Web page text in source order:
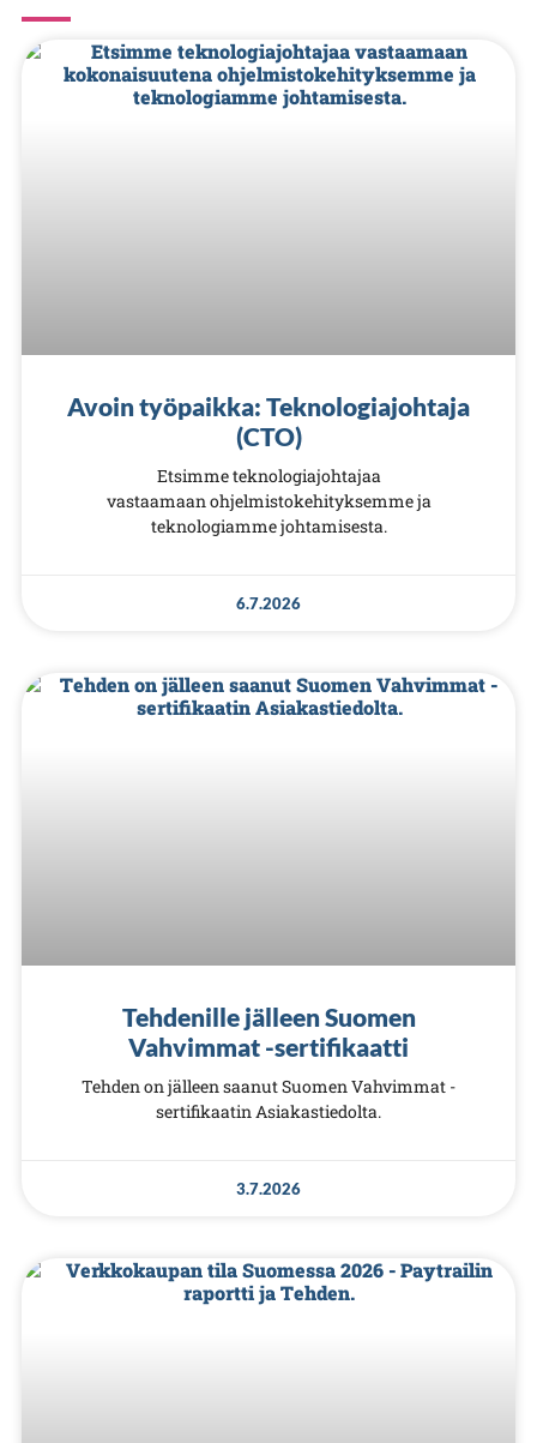
Avoin työpaikka: Teknologiajohtaja
(CTO)
Etsimme teknologiajohtajaa
vastaamaan ohjelmistokehityksemme ja
teknologiamme johtamisesta.
6.7.2026
Tehdenille jälleen Suomen
Vahvimmat -sertifikaatti
Tehden on jälleen saanut Suomen Vahvimmat -
sertifikaatin Asiakastiedolta.
3.7.2026